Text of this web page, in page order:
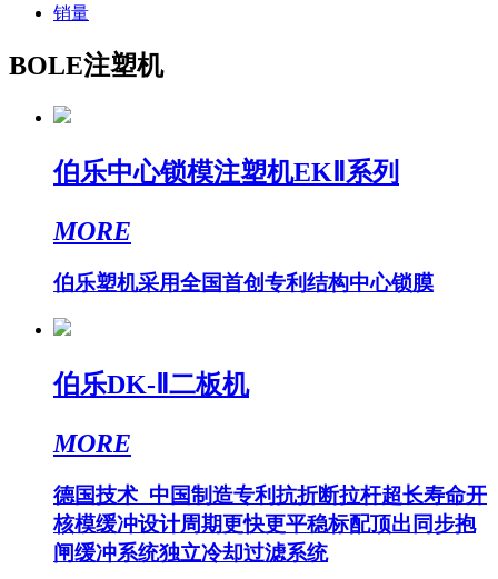
销量
BOLE注塑机
伯乐中心锁模注塑机EKⅡ系列
MORE
伯乐塑机采用全国首创专利结构中心锁膜
伯乐DK-Ⅱ二板机
MORE
德国技术 中国制造专利抗折断拉杆超长寿命开
核模缓冲设计周期更快更平稳标配顶出同步抱
闸缓冲系统独立冷却过滤系统